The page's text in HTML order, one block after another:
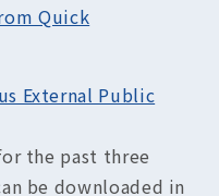
Quick
External Public
the past three
be downloaded in